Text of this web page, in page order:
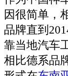
因很简单，
品牌直到
靠当地汽车
相比德系品